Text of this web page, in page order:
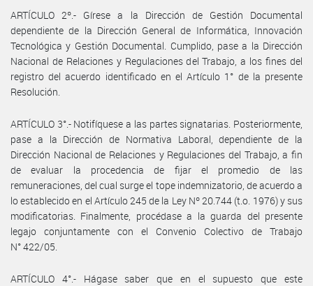
ARTÍCULO 2º.- Gírese a la Dirección de Gestión Documental
dependiente de la Dirección General de Informática, Innovación
Tecnológica y Gestión Documental. Cumplido, pase a la Dirección
Nacional de Relaciones y Regulaciones del Trabajo, a los fines del
registro del acuerdo identificado en el Artículo 1° de la presente
Resolución.
ARTÍCULO 3°.- Notifíquese a las partes signatarias. Posteriormente,
pase a la Dirección de Normativa Laboral, dependiente de la
Dirección Nacional de Relaciones y Regulaciones del Trabajo, a fin
de evaluar la procedencia de fijar el promedio de las
remuneraciones, del cual surge el tope indemnizatorio, de acuerdo a
lo establecido en el Artículo 245 de la Ley Nº 20.744 (t.o. 1976) y sus
modificatorias. Finalmente, procédase a la guarda del presente
legajo conjuntamente con el Convenio Colectivo de Trabajo
N° 422/05.
ARTÍCULO 4°.- Hágase saber que en el supuesto que este